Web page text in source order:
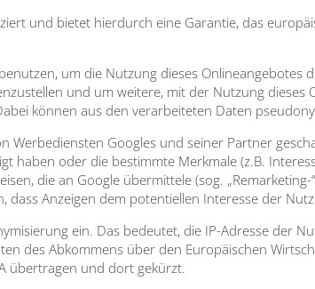
und bie­tet hier­durch eine Garan­tie, das
um die Nut­zung die­ses Online­an­ge­bo­tes
und um wei­te­re, mit der Nut­zung
kön­nen aus den ver­ar­bei­te­ten Daten
Wer­be­diens­ten Goo­gles und sei­ner Part­ner
haben oder die bestimm­te Merk­ma­le (z.B.
die an Goog­le über­mit­te­le (sog. „Remar­ke­ting-
dass Anzei­gen dem poten­ti­el­len Inter­es­se der
ein. Das bedeu­tet, die IP-Adres­se der
des Abkom­mens über den Euro­päi­schen
über­tra­gen und dort gekürzt.